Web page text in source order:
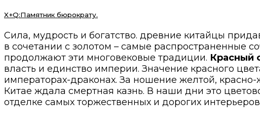
X+Q:Памятник бюрократу.
Сила, мудрость и богатство. древние китайцы
в сочетании с золотом – самые распространенные
продолжают эти многовековые традиции. Красный
власть и единство империи. Значение красного
императорах-драконах. За ношение желтой,
Китае ждала смертная казнь. В наши дни это
отделке самых торжественных и дорогих